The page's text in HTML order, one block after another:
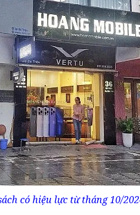
có hiệu lực từ tháng 10/